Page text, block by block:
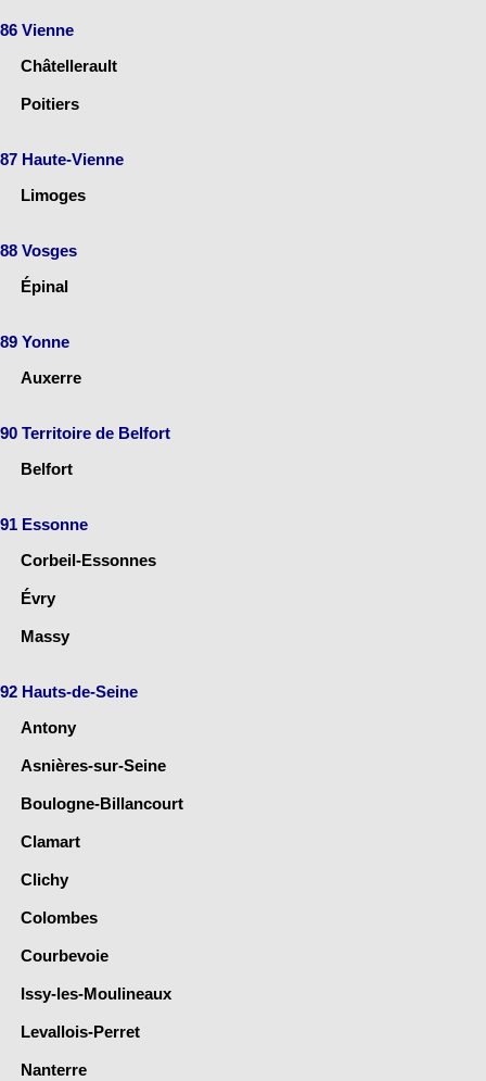
86 Vienne
Châtellerault
Poitiers
87 Haute-Vienne
Limoges
88 Vosges
Épinal
89 Yonne
Auxerre
90 Territoire de Belfort
Belfort
91 Essonne
Corbeil-Essonnes
Évry
Massy
92 Hauts-de-Seine
Antony
Asnières-sur-Seine
Boulogne-Billancourt
Clamart
Clichy
Colombes
Courbevoie
Issy-les-Moulineaux
Levallois-Perret
Nanterre